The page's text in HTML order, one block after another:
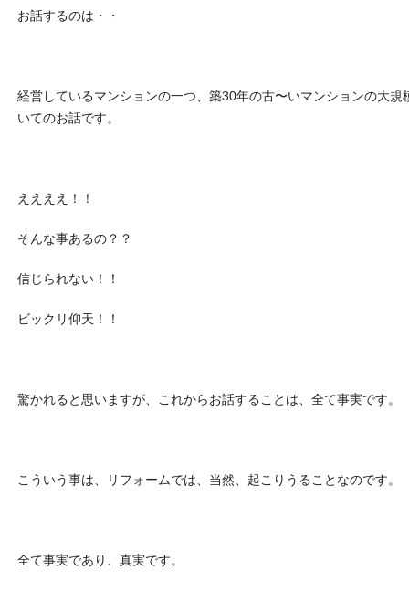
お話するのは・・
経営しているマンションの一つ、築30年の古〜いマンションの大
いてのお話です。
ええええ！！
そんな事あるの？？
信じられない！！
ビックリ仰天！！
驚かれると思いますが、これからお話することは、全て事実です。
こういう事は、リフォームでは、当然、起こりうることなのです。
全て事実であり、真実です。